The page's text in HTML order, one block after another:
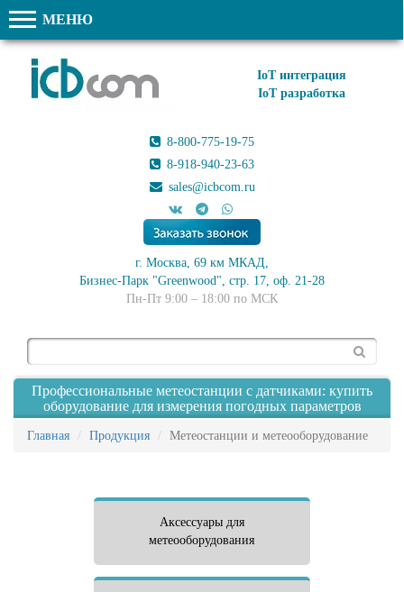
МЕНЮ
IoT интеграция
IoT разработка
8-800-775-19-75
8-918-940-23-63
sales@icbcom.ru
г. Москва, 69 км МКАД,
Бизнес-Парк "Greenwood", стр. 17, оф. 21-28
Пн-Пт 9:00 – 18:00 по МСК
Профессиональные метеостанции с датчиками: купить
оборудование для измерения погодных параметров
Главная Продукция Метеостанции и метеооборудование
Аксессуары для
метеооборудования